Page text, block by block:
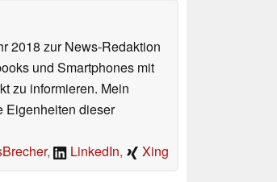
2018 zur News-Redaktion
und Smartphones mit
zu informieren. Mein
Eigenheiten dieser
, LinkedIn, Xing